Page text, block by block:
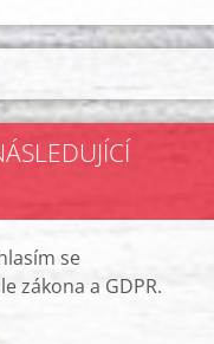
se
zákona a GDPR.